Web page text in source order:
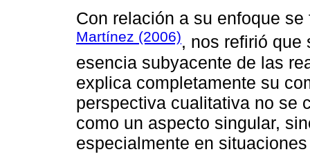
Con relación a su enfoque
Martínez (2006), nos refirió que
esencia subyacente de las
explica completamente su
perspectiva cualitativa no se
como un aspecto singular,
especialmente en